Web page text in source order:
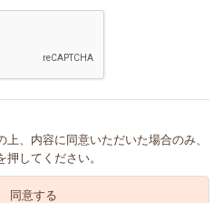
上、内容に同意いただいた場合のみ、
押してください。
同意する